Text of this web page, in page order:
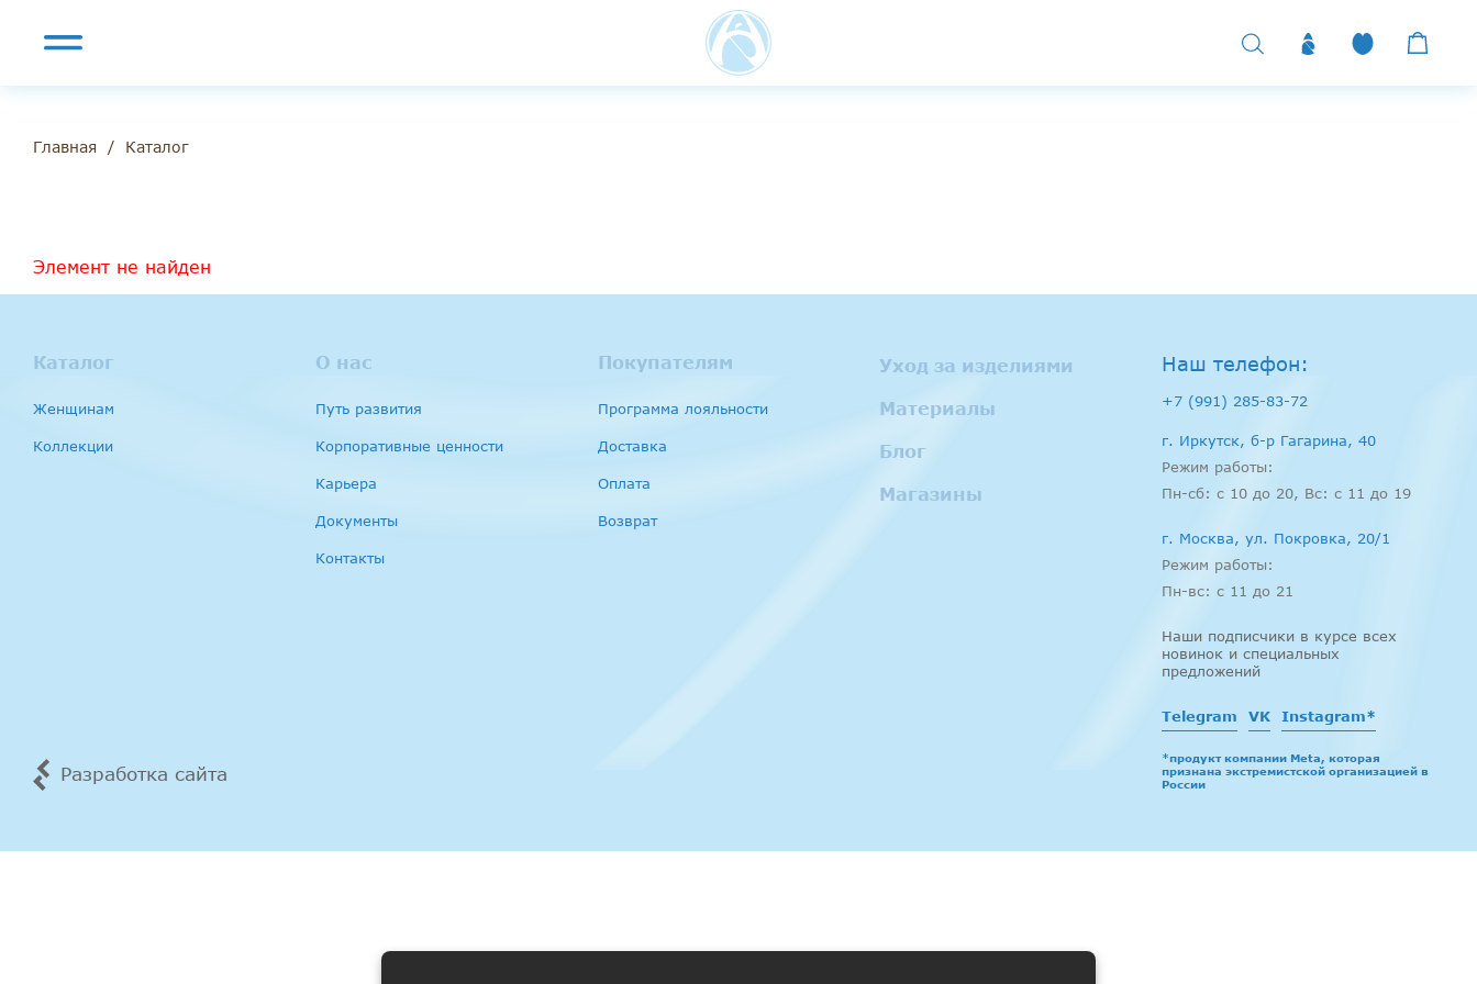
Главная / Каталог
Элемент не найден
Каталог
Женщинам
Коллекции
О нас
Путь развития
Корпоративные ценности
Карьера
Документы
Контакты
Покупателям
Программа лояльности
Доставка
Оплата
Возврат
Уход за изделиями
Материалы
Блог
Магазины
Наш телефон:
+7 (991) 285-83-72
г. Иркутск, б-р Гагарина, 40
Режим работы:
Пн-сб: c 10 до 20, Вс: с 11 до 19
г. Москва, ул. Покровка, 20/1
Режим работы:
Пн-вс: c 11 до 21
Наши подписчики в курсе всех
новинок и специальных
предложений
Telegram VK Instagram*
*продукт компании Meta, которая
признана экстремистской организацией в
России
Разработка сайта